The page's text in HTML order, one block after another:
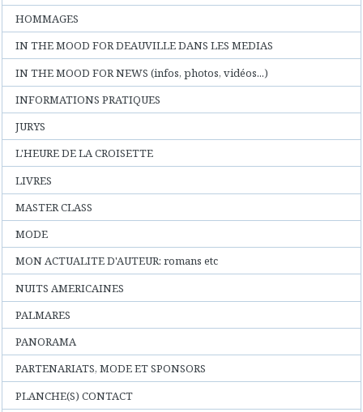
HOMMAGES
IN THE MOOD FOR DEAUVILLE DANS LES MEDIAS
IN THE MOOD FOR NEWS (infos, photos, vidéos...)
INFORMATIONS PRATIQUES
JURYS
L'HEURE DE LA CROISETTE
LIVRES
MASTER CLASS
MODE
MON ACTUALITE D'AUTEUR: romans etc
NUITS AMERICAINES
PALMARES
PANORAMA
PARTENARIATS, MODE ET SPONSORS
PLANCHE(S) CONTACT